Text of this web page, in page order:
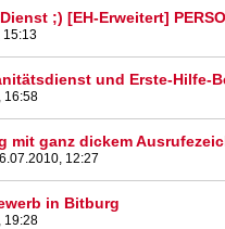
;) [EH-Erweitert]
15:13
und Erste-Hilfe-
16:58
mit ganz dickem
12:27
in Bitburg
19:28